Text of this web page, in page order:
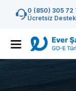
0 (850) 305 72
Ücretsiz Destek